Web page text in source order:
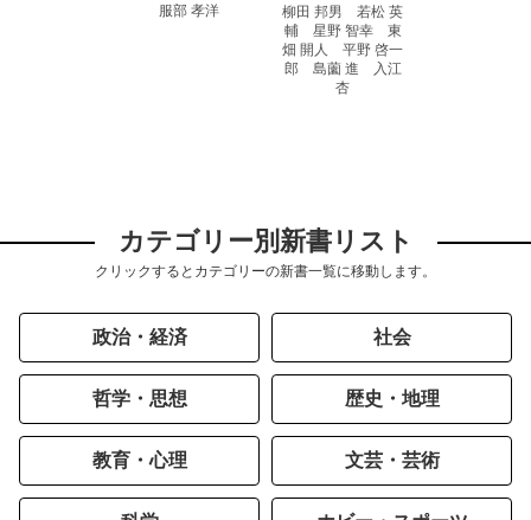
服部 孝洋
柳田 邦男 若松 英
輔 星野 智幸 東
畑 開人 平野 啓一
郎 島薗 進 入江
杏
カテゴリー別新書リスト
クリックするとカテゴリーの新書一覧に移動します。
政治・経済 社会
哲学・思想 歴史・地理
教育・心理 文芸・芸術